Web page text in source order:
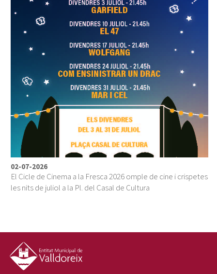
02-07-2026
El Cicle de Cinema a la Fresca 2026 omple de cine i crispetes
les nits de juliol a la Pl. del Casal de Cultura